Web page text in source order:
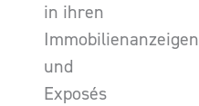
in ihren
Immobilienanzeigen
und
Exposés